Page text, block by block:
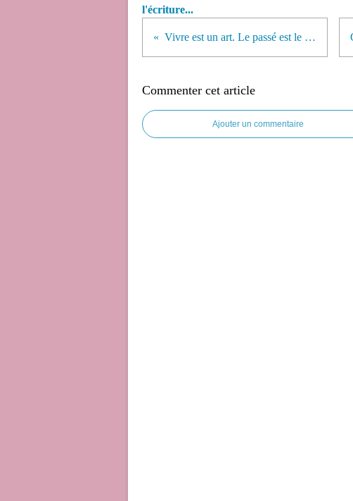
l'écriture...
Vivre est un art. Le passé est le brouillon de ton chef-d'oeuvre...
Commenter cet article
Ajouter un commentaire